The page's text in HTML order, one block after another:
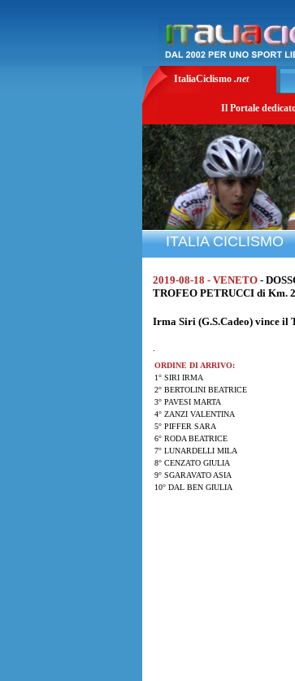
ItaliaCiclismo .net
Il Portale
ITALIA CICLISMO
2019-08-18 - VENETO -
TROFEO PETRUCCI di Km.
Irma Siri (G.S.Cadeo) vince il
.
ORDINE DI ARRIVO:
1° SIRI IRMA
2° BERTOLINI BEATRICE
3° PAVESI MARTA
4° ZANZI VALENTINA
5° PIFFER SARA
6° RODA BEATRICE
7° LUNARDELLI MILA
8° CENZATO GIULIA
9° SGARAVATO ASIA
10° DAL BEN GIULIA